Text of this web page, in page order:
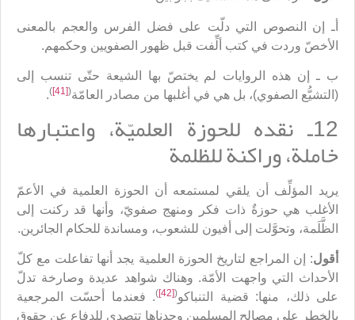
أـ إن النصوص التي دلّت على فضل الفرس والعجم بالمعنى
الأخصّ وردت في كتب ألِّفت قبل ظهور الصفويين وحكمهم.
ب ـ إن هذه الروايات لم يختصّ بها الشيعة حتّى تنسب إلى
(التشيُّع الصفوي)، بل هي في أغلبها من مصادر العامّة(
[41]
)
.
12ـ نقده للحوزة العلميّة، واعتبارها
خاملة، وراكنة للظلمة
يريد المؤلِّف أن يلقي لمستمعه أن الحوزة العلمية في الأعمّ
الأغلب هي حوزةٌ ذات فكر ومنهج صفويّ، وأنها قد ركنت إلى
الظَّلَمة، وتحوَّلت إلى أفيون للشعوب، ومساندة للحكام الجائرين.
أقول: إن المراجع لتاريخ الحوزة العلمية يجد أنها تفاعلت مع كلّ
الأحداث التي واجهت الأمّة. وهناك شواهد عديدة وصارخة تدلّ
على ذلك، منها: قضية التنباكو(
[42]
). فعندما أحسّت المرجعية
بالخطر على مصالح المسلمين وجدناها تتصدى للدفاع عن حقوق